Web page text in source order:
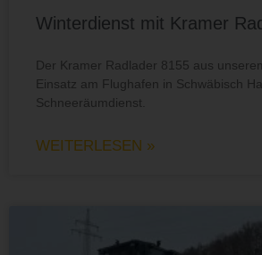
Winterdienst mit Kramer
Der Kramer Radlader 8155 aus
Einsatz am Flughafen in Schwäbisch
Schneeräumdienst.
WEITERLESEN »